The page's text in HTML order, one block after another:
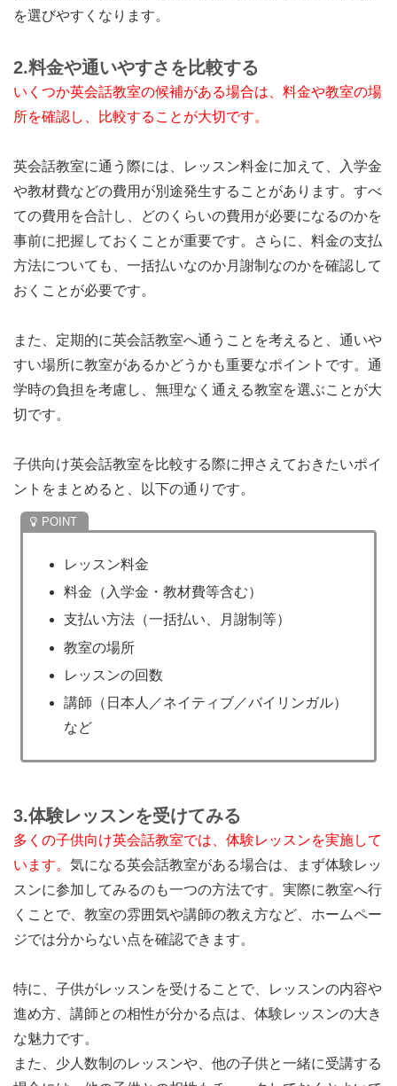
を選びやすくなります。
2.料金や通いやすさを比較する
いくつか英会話教室の候補がある場合は、料金や教室の場
所を確認し、比較することが大切です。
英会話教室に通う際には、レッスン料金に加えて、入学金
や教材費などの費用が別途発生することがあります。すべ
ての費用を合計し、どのくらいの費用が必要になるのかを
事前に把握しておくことが重要です。さらに、料金の支払
方法についても、一括払いなのか月謝制なのかを確認して
おくことが必要です。
また、定期的に英会話教室へ通うことを考えると、通いや
すい場所に教室があるかどうかも重要なポイントです。通
学時の負担を考慮し、無理なく通える教室を選ぶことが大
切です。
子供向け英会話教室を比較する際に押さえておきたいポイ
ントをまとめると、以下の通りです。
レッスン料金
料金（入学金・教材費等含む）
支払い方法（一括払い、月謝制等）
教室の場所
レッスンの回数
講師（日本人／ネイティブ／バイリンガル）
など
3.体験レッスンを受けてみる
多くの子供向け英会話教室では、体験レッスンを実施して
います。 気になる英会話教室がある場合は、まず体験レッ
スンに参加してみるのも一つの方法です。実際に教室へ行
くことで、教室の雰囲気や講師の教え方など、ホームペー
ジでは分からない点を確認できます。
特に、子供がレッスンを受けることで、レッスンの内容や
進め方、講師との相性が分かる点は、体験レッスンの大き
な魅力です。
また、少人数制のレッスンや、他の子供と一緒に受講する